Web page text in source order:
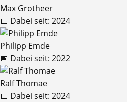
Max Grotheer
📅 Dabei seit: 2024
Philipp Emde
📅 Dabei seit: 2022
Ralf Thomae
📅 Dabei seit: 2024